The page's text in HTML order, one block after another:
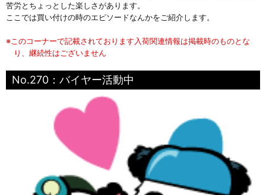
苦労とちょっとした楽しさがあります。
ここでは買い付けの時のエピソードなんかをご紹介します。
※このコーナーで記載されております入荷関連情報は掲載時のものとな
り、継続性はございません
No.270：バイヤー活動中